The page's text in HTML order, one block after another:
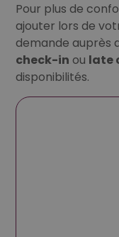
Pour plus de
ajouter lors de
demande auprès
check-in ou late
disponibilités.